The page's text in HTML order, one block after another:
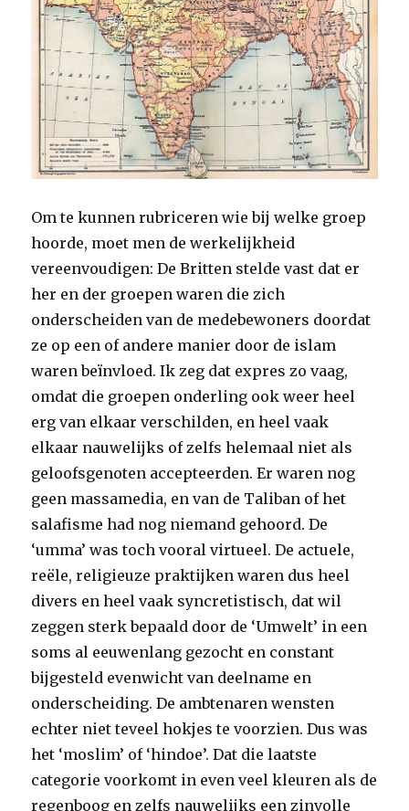
Om te kunnen rubriceren wie bij welke groep
hoorde, moet men de werkelijkheid
vereenvoudigen: De Britten stelde vast dat er
her en der groepen waren die zich
onderscheiden van de medebewoners doordat
ze op een of andere manier door de islam
waren beïnvloed. Ik zeg dat expres zo vaag,
omdat die groepen onderling ook weer heel
erg van elkaar verschilden, en heel vaak
elkaar nauwelijks of zelfs helemaal niet als
geloofsgenoten accepteerden. Er waren nog
geen massamedia, en van de Taliban of het
salafisme had nog niemand gehoord. De
‘umma’ was toch vooral virtueel. De actuele,
reële, religieuze praktijken waren dus heel
divers en heel vaak syncretistisch, dat wil
zeggen sterk bepaald door de ‘Umwelt’ in een
soms al eeuwenlang gezocht en constant
bijgesteld evenwicht van deelname en
onderscheiding. De ambtenaren wensten
echter niet teveel hokjes te voorzien. Dus was
het ‘moslim’ of ‘hindoe’. Dat die laatste
categorie voorkomt in even veel kleuren als de
regenboog en zelfs nauwelijks een zinvolle